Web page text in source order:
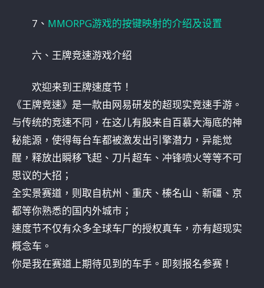
7、 MMORPG游戏的按键映射的介绍及设置
六、王牌竞速游戏介绍
欢迎来到王牌速度节！
《王牌竞速》是一款由网易研发的超现实竞速手游。
与传统的竞速不同，在这儿有股来自百慕大海底的神
秘能源，使得每台车都被激发出引擎潜力，异能觉
醒，释放出瞬移飞起、刀片超车、冲锋喷火等等不可
思议的大招；
全实景赛道，则取自杭州、重庆、榛名山、新疆、京
都等你熟悉的国内外城市；
速度节不仅有众多全球车厂的授权真车，亦有超现实
概念车。
你是我在赛道上期待见到的车手。即刻报名参赛！